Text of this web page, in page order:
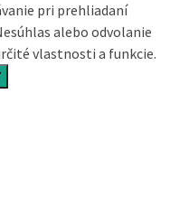
pri prehliadaní
alebo odvolanie
vlastnosti a funkcie.